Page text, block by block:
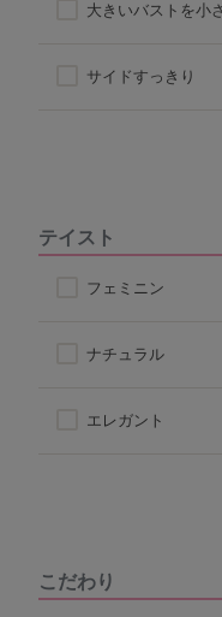
4/5カップ
大きいバストを小
サイドすっきり
ストラップレス
テイスト
フェミニン
ナチュラル
エレガント
こだわり